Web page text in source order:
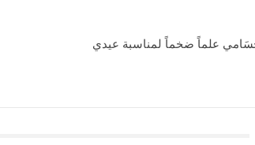
علماً ضخماً لمناسبة عيدي